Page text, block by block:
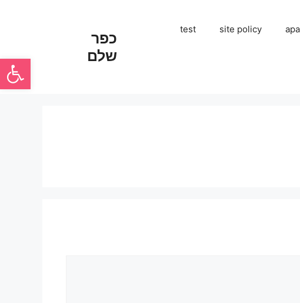
פתח
כפר
שלם
site policy
test